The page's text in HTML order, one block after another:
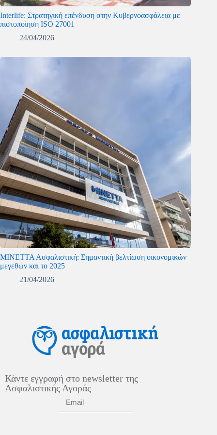
Interlife: Στρατηγική επένδυση στην Κυβερνοασφάλεια με
πιστοποίηση ISO 27001
24/04/2026
ΜΙΝΕΤΤΑ Ασφαλιστική: Σημαντική βελτίωση οικονομικών
μεγεθών και το 2025
21/04/2026
Κάντε εγγραφή στο newsletter της
Ασφαλιστικής Αγοράς